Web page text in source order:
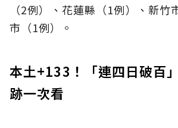
（2例）、花蓮縣（1例）、新竹
市（1例）。
本土+133！「連四日破百
跡一次看